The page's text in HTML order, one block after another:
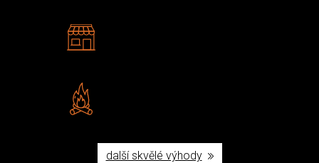
další skvělé výhody